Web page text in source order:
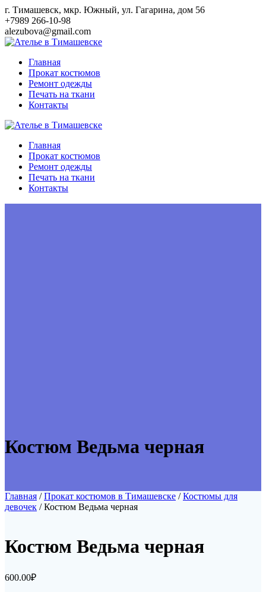
Перейти
к
контенту
г. Тимашевск, мкр. Южный, ул. Гагарина, дом 56
+7989 266-10-98
alezubova@gmail.com
Главная
Прокат костюмов
Ремонт одежды
Печать на ткани
Контакты
Главная
Прокат костюмов
Ремонт одежды
Печать на ткани
Контакты
Костюм Ведьма черная
Главная /Прокат костюмов в Тимашевске /Костюмы для
девочек / Костюм Ведьма черная
Костюм Ведьма черная
600.00₽